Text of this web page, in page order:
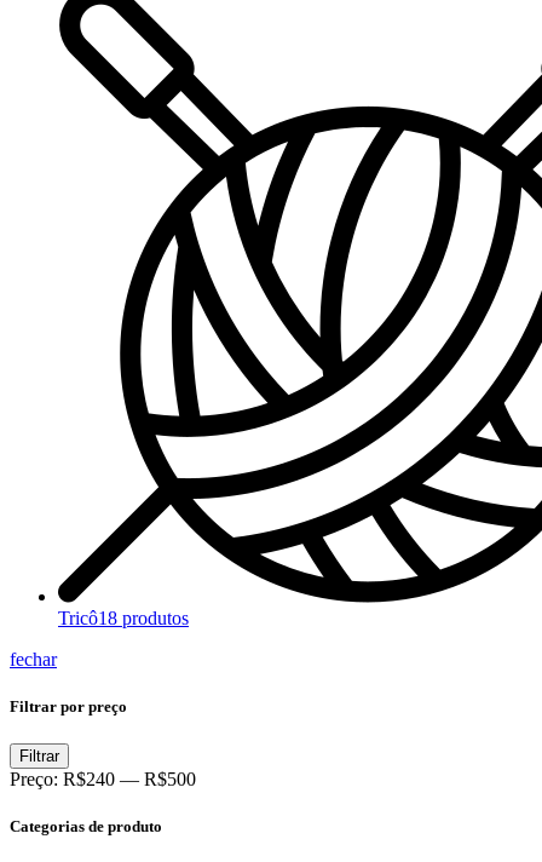
Tricô18 produtos
fechar
Filtrar por preço
Filtrar
Preço: R$240 — R$500
Categorias de produto